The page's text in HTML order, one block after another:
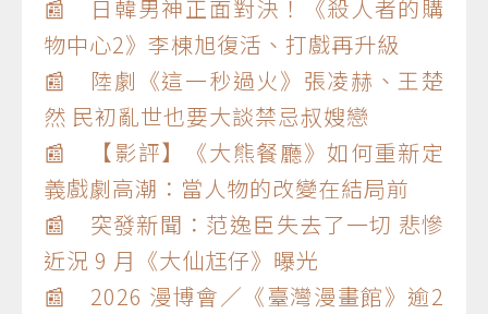
📰 日韓男神正面對決！《殺人者的購
物中心2》李棟旭復活、打戲再升級
📰 陸劇《這一秒過火》張凌赫、王楚
然 民初亂世也要大談禁忌叔嫂戀
📰 【影評】《大熊餐廳》如何重新定
義戲劇高潮：當人物的改變在結局前
📰 突發新聞：范逸臣失去了一切 悲慘
近況 9 月《大仙尪仔》曝光
📰 2026 漫博會／《臺灣漫畫館》逾2